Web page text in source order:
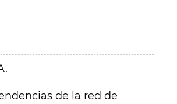
de la red de